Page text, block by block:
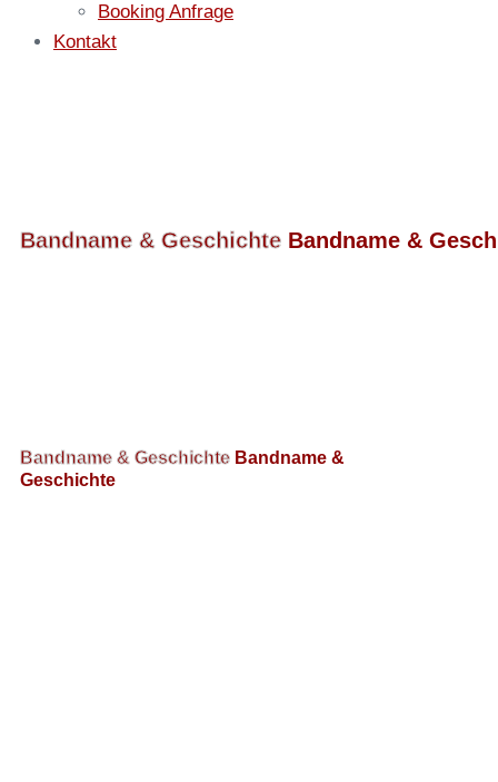
Booking Anfrage
Kontakt
Bandname & Geschichte Bandname &
Bandname & Geschichte Bandname &
Geschichte